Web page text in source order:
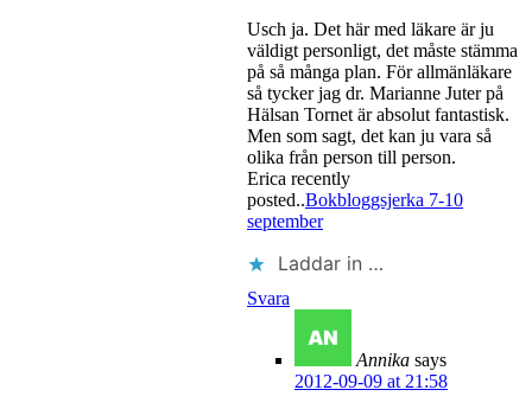
Usch ja. Det här med läkare är ju
väldigt personligt, det måste stämma
på så många plan. För allmänläkare
så tycker jag dr. Marianne Juter på
Hälsan Tornet är absolut fantastisk.
Men som sagt, det kan ju vara så
olika från person till person.
Erica recently
posted..Bokbloggsjerka 7-10
september
Laddar in …
Svara
Annika says
2012-09-09 at 21:58